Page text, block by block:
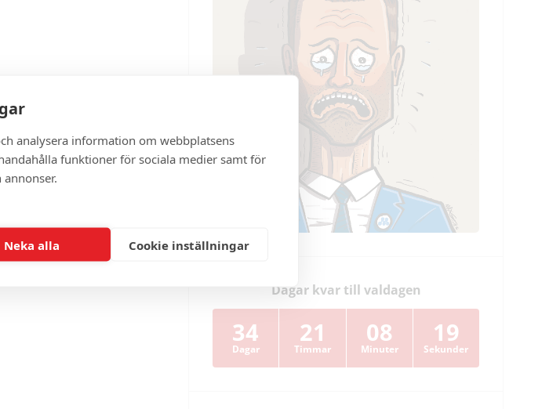
analysera information om webbplatsens
funktioner för sociala medier samt för
Neka alla Cookie inställningar
Dagar kvar till valdagen
34
Dagar
21
Timmar
08
Minuter
18
Sekunder